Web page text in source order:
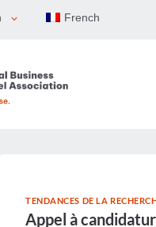
French
TENDANCES DE LA
Appel à